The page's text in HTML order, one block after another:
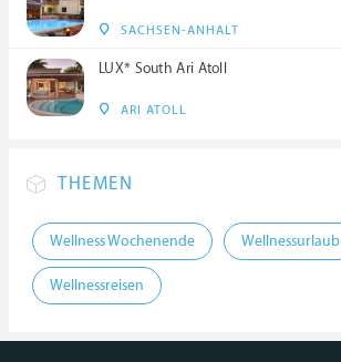
SACHSEN-ANHALT
LUX* South Ari Atoll
ARI ATOLL
THEMEN
Wellness Wochenende Wellnessurlaub
Wellnessreisen